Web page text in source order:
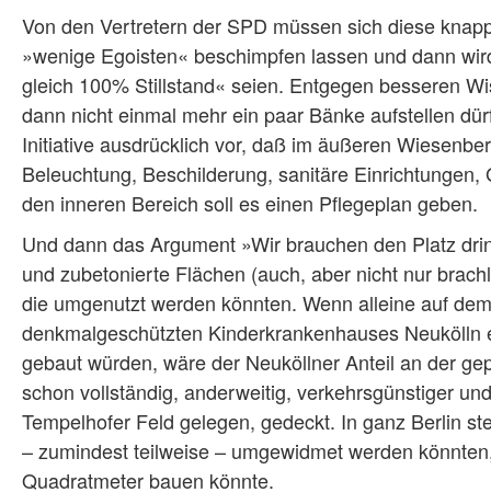
Von den Vertretern der SPD müssen sich diese
»wenige Egoisten« beschimpfen lassen und dann
gleich 100% Stillstand« seien. Entgegen besseren
dann nicht einmal mehr ein paar Bänke aufstellen
Initiative ausdrücklich vor, daß im äußeren
Beleuchtung, Beschilderung, sanitäre
den inneren Bereich soll es einen Pflegeplan geben.
Und dann das Argument »Wir brauchen den Platz
und zubetonierte Flächen (auch, aber nicht nur
die umgenutzt werden könnten. Wenn alleine auf
denkmalgeschützten Kinderkrankenhauses
gebaut würden, wäre der Neuköllner Anteil an der
schon vollständig, anderweitig, verkehrsgünstiger
Tempelhofer Feld gelegen, gedeckt. In ganz Berlin
– zumindest teilweise – umgewidmet werden
Quadratmeter bauen könnte.